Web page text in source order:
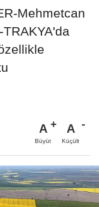
Mehmetcan
A
Büyüt
A
Küçült